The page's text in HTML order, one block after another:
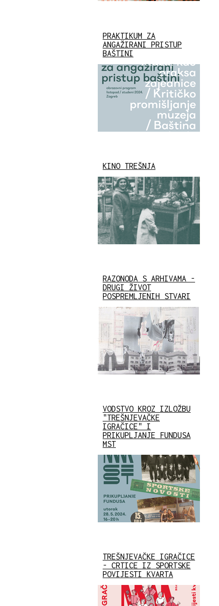
PRAKTIKUM ZA
ANGAŽIRANI PRISTUP
BAŠTINI
KINO TREŠNJA
RAZONODA S ARHIVAMA -
DRUGI ŽIVOT
POSPREMLJENIH STVARI
VODSTVO KROZ IZLOŽBU
"TREŠNJEVAČKE
IGRAČICE" I
PRIKUPLJANJE FUNDUSA
MST
TREŠNJEVAČKE IGRAČICE
- CRTICE IZ SPORTSKE
POVIJESTI KVARTA